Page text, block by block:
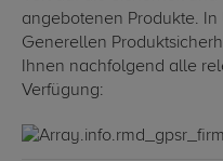
angebotenen Produkte.
Generellen
Ihnen nachfolgend alle
Verfügung: